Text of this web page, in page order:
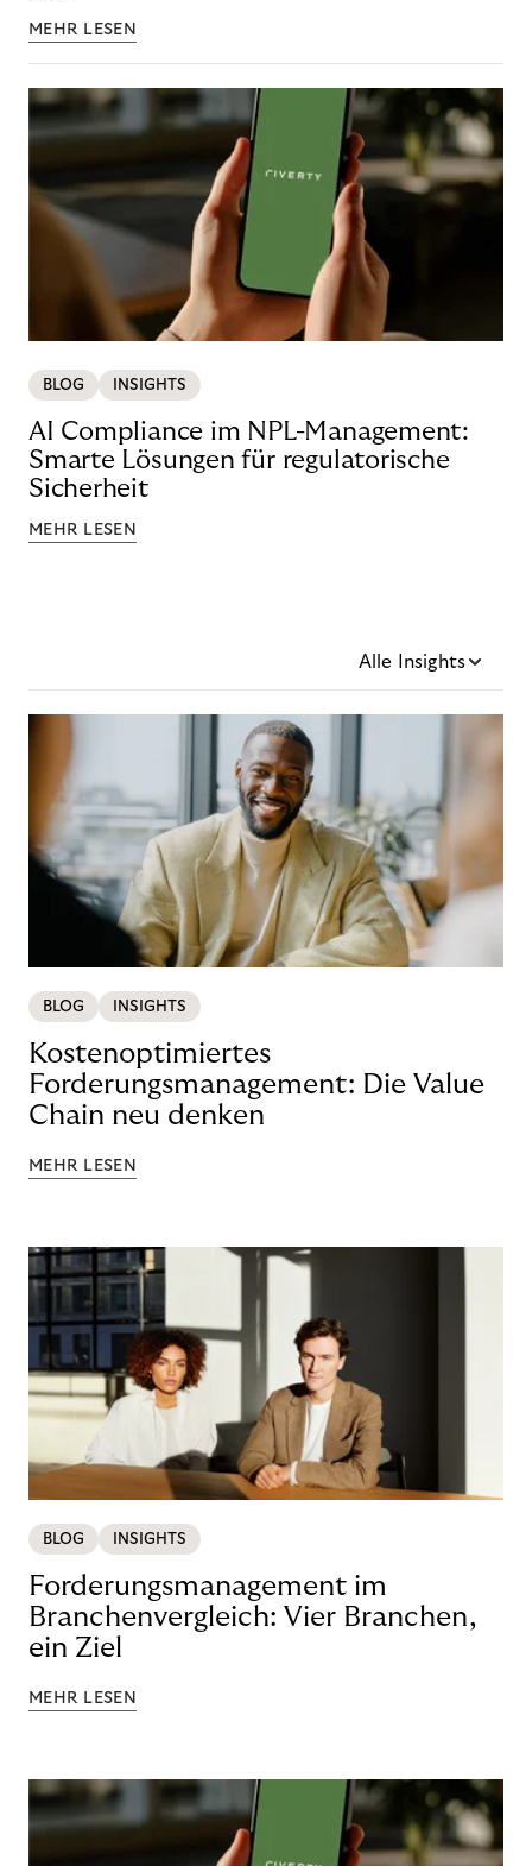
MEHR LESEN
BLOG INSIGHTS
AI Compliance im NPL-Management:
Smarte Lösungen für regulatorische
Sicherheit
MEHR LESEN
Alle Insights
BLOG INSIGHTS
Kostenoptimiertes
Forderungsmanagement: Die Value
Chain neu denken
MEHR LESEN
BLOG INSIGHTS
Forderungsmanagement im
Branchenvergleich: Vier Branchen,
ein Ziel
MEHR LESEN